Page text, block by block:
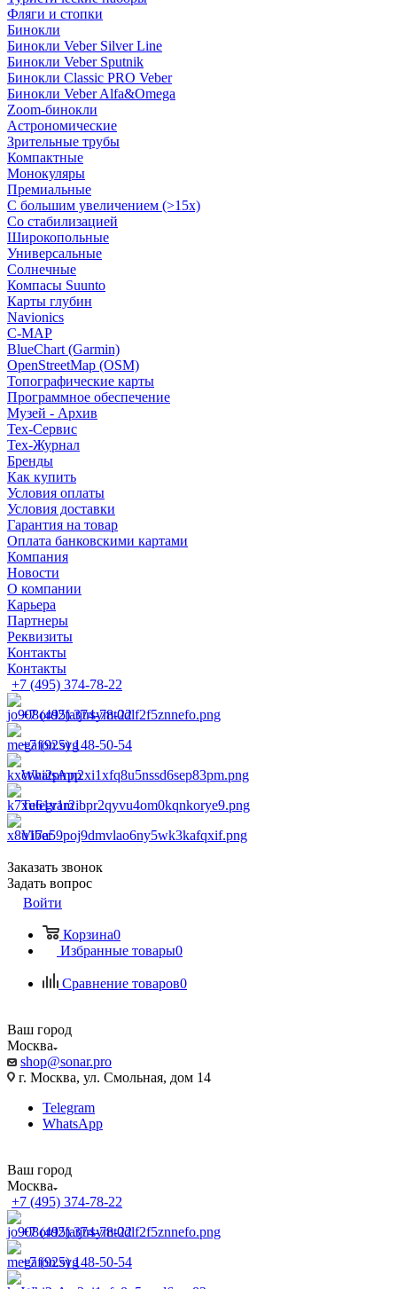
Фляги и стопки
Бинокли
Бинокли Veber Silver Line
Бинокли Veber Sputnik
Бинокли Classic PRO Veber
Бинокли Veber Alfa&Omega
Zoom-бинокли
Астрономические
Зрительные трубы
Компактные
Монокуляры
Премиальные
С большим увеличением (>15x)
Со стабилизацией
Широкопольные
Универсальные
Солнечные
Компасы Suunto
Карты глубин
Navionics
C-MAP
BlueChart (Garmin)
OpenStreetMap (OSM)
Топографические карты
Программное обеспечение
Музей - Архив
Tex-Сервис
Тех-Журнал
Бренды
Как купить
Условия оплаты
Условия доставки
Гарантия на товар
Оплата банковскими картами
Компания
Новости
О компании
Карьера
Партнеры
Реквизиты
Контакты
Контакты
+7 (495) 374-78-22
+7 (495) 374-78-22
+7 (925) 148-50-54
WhatsApp
Telegram
Viber
Заказать звонок
Задать вопрос
Войти
Корзина0
Избранные товары0
Сравнение товаров0
Ваш город
Москва
shop@sonar.pro
г. Москва, ул. Смольная, дом 14
Telegram
WhatsApp
Ваш город
Москва
+7 (495) 374-78-22
+7 (495) 374-78-22
+7 (925) 148-50-54